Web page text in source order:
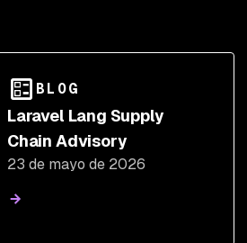
BLOG
Laravel Lang Supply
Chain Advisory
23 de mayo de 2026